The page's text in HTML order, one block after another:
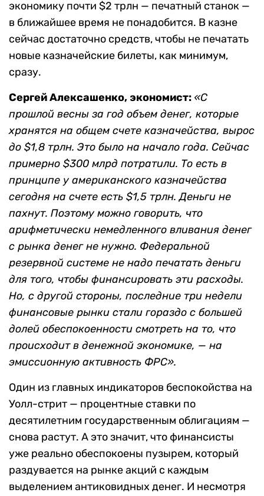
экономику почти $2 трлн — печатный станок —
в ближайшее время не понадобится. В казне
сейчас достаточно средств, чтобы не печатать
новые казначейские билеты, как минимум,
сразу.
Сергей Алексашенко, экономист: «С
прошлой весны за год объем денег, которые
хранятся на общем счете казначейства, вырос
до $1,8 трлн. Это было на начало года. Сейчас
примерно $300 млрд потратили. То есть в
принципе у американского казначейства
сегодня на счете есть $1,5 трлн. Деньги не
пахнут. Поэтому можно говорить, что
арифметически немедленного вливания денег
с рынка денег не нужно. Федеральной
резервной системе не надо печатать деньги
для того, чтобы финансировать эти расходы.
Но, с другой стороны, последние три недели
финансовые рынки стали гораздо с большей
долей обеспокоенности смотреть на то, что
происходит в денежной экономике, — на
эмиссионную активность ФРС».
Один из главных индикаторов беспокойства на
Уолл-стрит — процентные ставки по
десятилетним государственным облигациям —
снова растут. А это значит, что финансисты
уже реально обеспокоены пузырем, который
раздувается на рынке акций с каждым
выделением антиковидных денег. И несмотря